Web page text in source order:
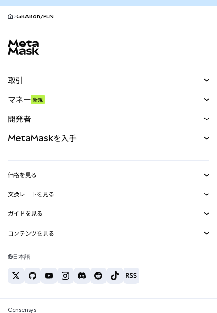
GRABon/PLN
取引
パーペチュアル
RWA
マネー 新規
開発者
MetaMask Connect
Snaps
Web3サービス
MetaMaskを入手
セキュリティ
サポート
キャリア
お問い合わせ
価格を見る
イーサリアムの価格
Solanaの価格
Tetherの価格
交換レートを見る
ETH→USD
USDT→INR
BTC→INR
ETH→USDT
ガイドを見る
ETHの購入
USDTの購入
SHIBの購入
コンテンツを見る
Solanaウォレット
日本語
Consensys